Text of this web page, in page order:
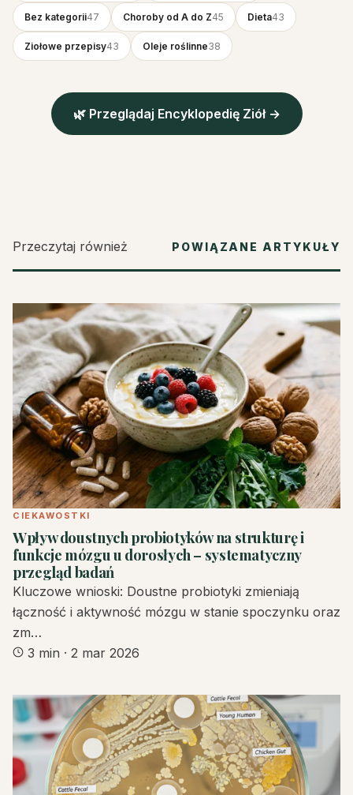
Bez kategorii47 Choroby od A do Z45 Dieta43
Ziołowe przepisy43 Oleje roślinne38
🌿 Przeglądaj Encyklopedię Ziół →
Przeczytaj również POWIĄZANE ARTYKUŁY
CIEKAWOSTKI
Wpływ doustnych probiotyków na strukturę i
funkcje mózgu u dorosłych – systematyczny
przegląd badań
Kluczowe wnioski: Doustne probiotyki zmieniają
łączność i aktywność mózgu w stanie spoczynku oraz
zm…
3 min · 2 mar 2026